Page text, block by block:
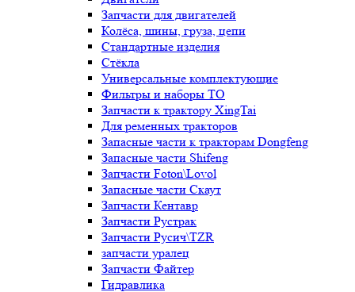
Запчасти для двигателей
Колёса, шины, груза, цепи
Стандартные изделия
Стёкла
Универсальные комплектующие
Фильтры и наборы ТО
Запчасти к трактору XingTai
Для ременных тракторов
Запасные части к тракторам Dongfeng
Запасные части Shifeng
Запчасти Foton\Lovol
Запасные части Скаут
Запчасти Кентавр
Запчасти Рустрак
Запчасти Русич\TZR
запчасти уралец
Запчасти Файтер
Гидравлика